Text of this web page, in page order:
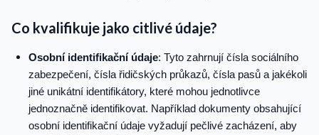
Co kvalifikuje jako citlivé údaje?
Osobní identifikační údaje: Tyto zahrnují čísla sociálního
zabezpečení, čísla řidičských průkazů, čísla pasů a jakékoli
jiné unikátní identifikátory, které mohou jednotlivce
jednoznačně identifikovat. Například dokumenty obsahující
osobní identifikační údaje vyžadují pečlivé zacházení, aby